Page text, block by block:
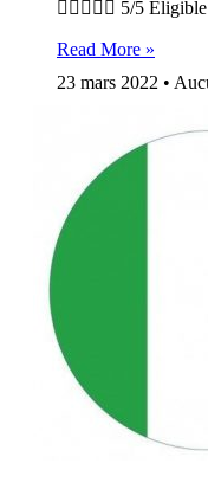
 5/5 Éligible
Read More »
23 mars 2022